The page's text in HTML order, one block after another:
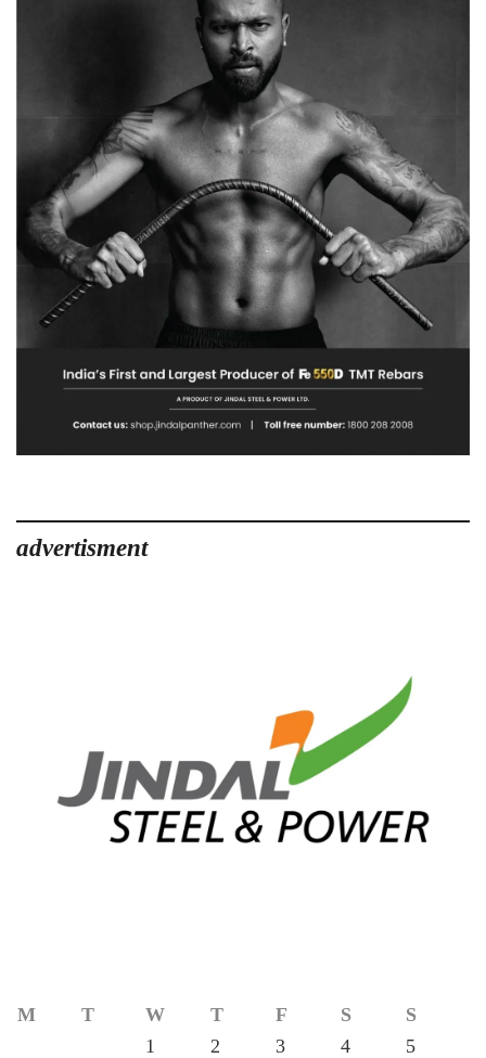
advertisment
M T W T F S
S
1
2 3 4
5